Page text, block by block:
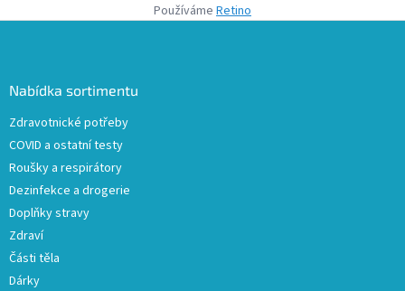
Používáme Retino
Nabídka sortimentu
Zdravotnické potřeby
COVID a ostatní testy
Roušky a respirátory
Dezinfekce a drogerie
Doplňky stravy
Zdraví
Části těla
Dárky